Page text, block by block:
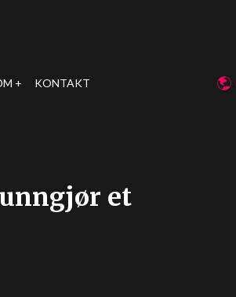
KONTAKT
et